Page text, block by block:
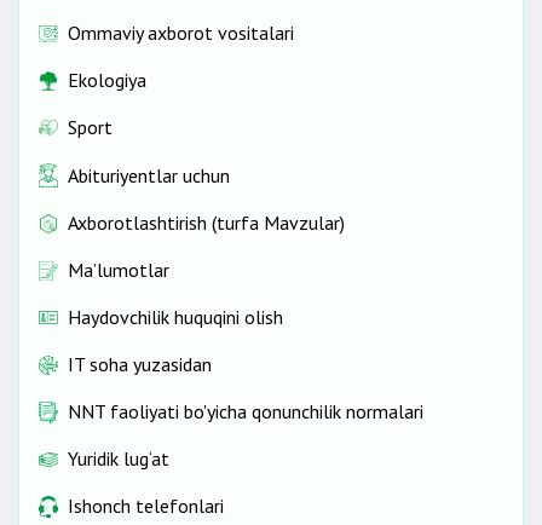
Ommaviy axborot vositalari
Ekologiya
Sport
Abituriyentlar uchun
Axborotlashtirish (turfa Mavzular)
Ma’lumotlar
Haydovchilik huquqini olish
IT soha yuzasidan
NNT faoliyati bo'yicha qonunchilik normalari
Yuridik lug‘at
Ishonch telefonlari